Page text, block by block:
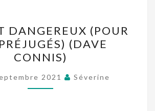
EST
DANGEREUX
(POUR
LES
PRÉJUGÉS)
DANGEREUX (POUR
(DAVE
CONNIS)
2021 Séverine